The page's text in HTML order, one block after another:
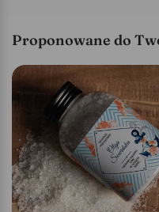
Proponowane do